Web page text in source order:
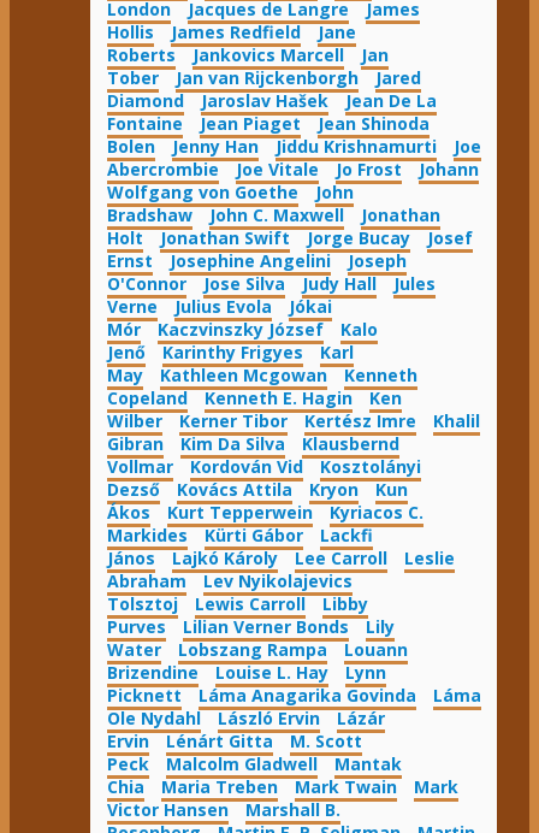
London
Jacques de Langre
James
Hollis
James Redfield
Jane
Roberts
Jankovics Marcell
Jan
Tober
Jan van Rijckenborgh
Jared
Diamond
Jaroslav Hašek
Jean De La
Fontaine
Jean Piaget
Jean Shinoda
Bolen
Jenny Han Jiddu Krishnamurti
Joe
Abercrombie
Joe Vitale Jo Frost
Johann
Wolfgang von Goethe
John
Bradshaw
John C. Maxwell
Jonathan
Holt
Jonathan Swift Jorge Bucay
Josef
Ernst
Josephine Angelini
Joseph
O'Connor
Jose Silva Judy Hall
Jules
Verne
Julius Evola
Jókai
Mór
Kaczvinszky József
Kalo
Jenő
Karinthy Frigyes
Karl
May
Kathleen Mcgowan
Kenneth
Copeland
Kenneth E. Hagin
Ken
Wilber
Kerner Tibor Kertész Imre
Khalil
Gibran
Kim Da Silva
Klausbernd
Vollmar
Kordován Vid
Kosztolányi
Dezső
Kovács Attila Kryon
Kun
Ákos
Kurt Tepperwein
Kyriacos C.
Markides
Kürti Gábor
Lackfi
János
Lajkó Károly Lee Carroll
Leslie
Abraham
Lev Nyikolajevics
Tolsztoj
Lewis Carroll
Libby
Purves
Lilian Verner Bonds
Lily
Water
Lobszang Rampa
Louann
Brizendine
Louise L. Hay
Lynn
Picknett
Láma Anagarika Govinda
Láma
Ole Nydahl
László Ervin
Lázár
Ervin
Lénárt Gitta
M. Scott
Peck
Malcolm Gladwell
Mantak
Chia
Maria Treben Mark Twain
Mark
Victor Hansen
Marshall B.